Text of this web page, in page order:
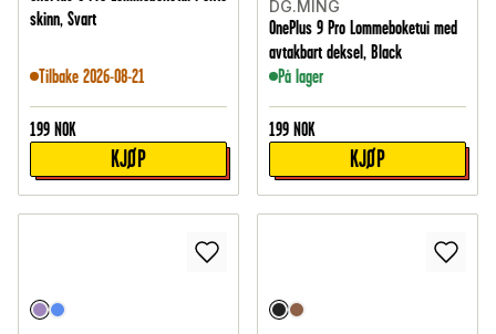
skinn, Svart
Tilbake 2026-08-21
199 NOK
KJØP
DG.MING
OnePlus 9 Pro Lommeboketui med
avtakbart deksel, Black
På lager
199 NOK
KJØP